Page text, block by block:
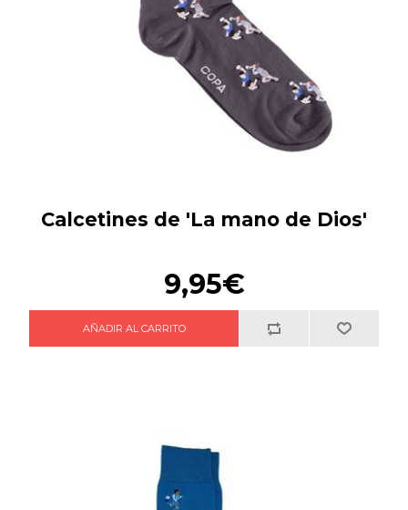
Calcetines de 'La mano de Dios'
9,95€